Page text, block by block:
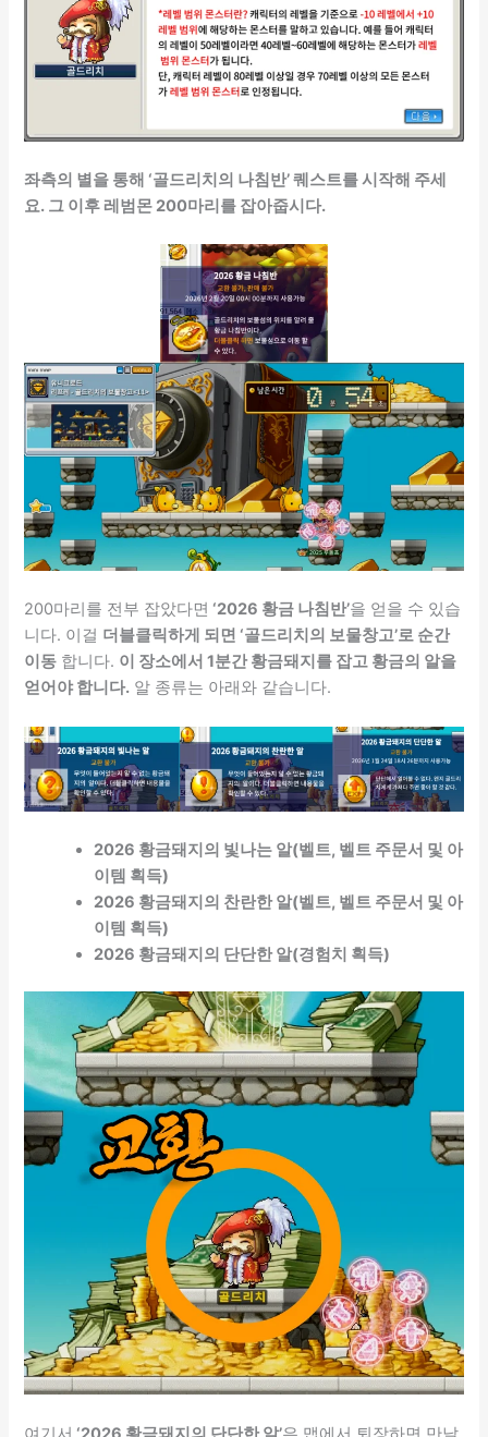
좌측의 별을 통해 ‘골드리치의 나침반’ 퀘스트를 시작해 주세
요. 그 이후 레범몬 200마리를 잡아줍시다.
200마리를 전부 잡았다면 ‘2026 황금 나침반’을 얻을 수 있습
니다. 이걸 더블클릭하게 되면 ‘골드리치의 보물창고’로 순간
이동 합니다. 이 장소에서 1분간 황금돼지를 잡고 황금의 알을
얻어야 합니다. 알 종류는 아래와 같습니다.
2026 황금돼지의 빛나는 알(벨트, 벨트 주문서 및 아
이템 획득)
2026 황금돼지의 찬란한 알(벨트, 벨트 주문서 및 아
이템 획득)
2026 황금돼지의 단단한 알(경험치 획득)